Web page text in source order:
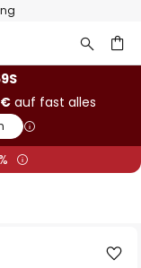
€auf fast alles